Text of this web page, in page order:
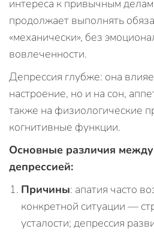
интереса к привычным
продолжает выполнять
«механически», без
вовлеченности.
Депрессия глубже: она
настроение, но и на сон,
также на физиологические
когнитивные функции.
Основные различия
депрессией:
Причины: апатия часто
конкретной ситуации —
усталости; депрессия